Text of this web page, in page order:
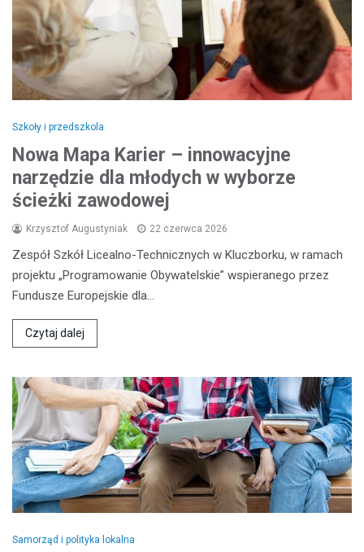
Szkoły i przedszkola
Nowa Mapa Karier – innowacyjne
narzędzie dla młodych w wyborze
ścieżki zawodowej
Krzysztof Augustyniak 22 czerwca 2026
Zespół Szkół Licealno-Technicznych w Kluczborku, w ramach
projektu „Programowanie Obywatelskie” wspieranego przez
Fundusze Europejskie dla…
Czytaj dalej
Samorząd i polityka lokalna